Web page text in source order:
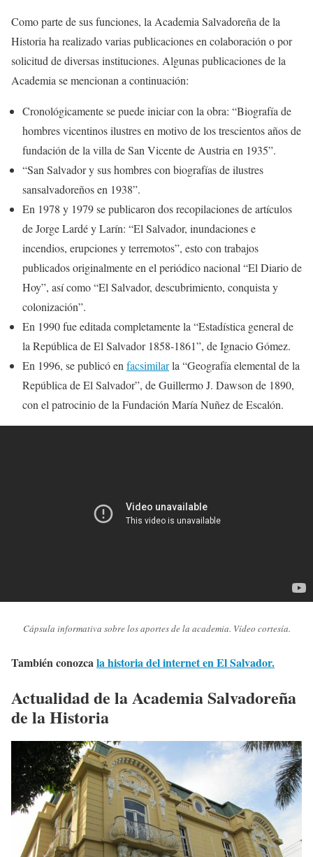
Como parte de sus funciones, la Academia Salvadoreña de la
Historia ha realizado varias publicaciones en colaboración o por
solicitud de diversas instituciones. Algunas publicaciones de la
Academia se mencionan a continuación:
Cronológicamente se puede iniciar con la obra: “Biografía de
hombres vicentinos ilustres en motivo de los trescientos años de
fundación de la villa de San Vicente de Austria en 1935”.
“San Salvador y sus hombres con biografías de ilustres
sansalvadoreños en 1938”.
En 1978 y 1979 se publicaron dos recopilaciones de artículos
de Jorge Lardé y Larín: “El Salvador, inundaciones e
incendios, erupciones y terremotos”, esto con trabajos
publicados originalmente en el periódico nacional “El Diario de
Hoy”, así como “El Salvador, descubrimiento, conquista y
colonización”.
En 1990 fue editada completamente la “Estadística general de
la República de El Salvador 1858-1861”, de Ignacio Gómez.
En 1996, se publicó enfacsimilarla “Geografía elemental de la
República de El Salvador”, de Guillermo J. Dawson de 1890,
con el patrocinio de la Fundación María Nuñez de Escalón.
Cápsula informativa sobre los aportes de la academia. Vídeo cortesía.
También conozcala historia del internet en El Salvador.
Actualidad de la Academia Salvadoreña
de la Historia